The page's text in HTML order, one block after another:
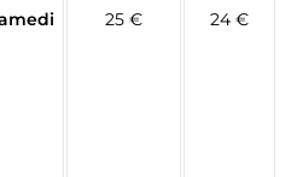
25 € 24 €